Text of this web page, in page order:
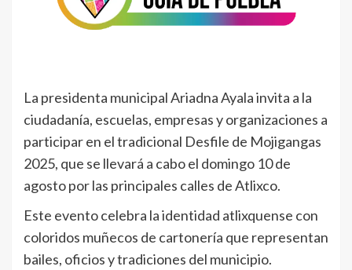
La presidenta municipal Ariadna Ayala invita a la
ciudadanía, escuelas, empresas y organizaciones a
participar en el tradicional Desfile de Mojigangas
2025, que se llevará a cabo el domingo 10 de
agosto por las principales calles de Atlixco.
Este evento celebra la identidad atlixquense con
coloridos muñecos de cartonería que representan
bailes, oficios y tradiciones del municipio.